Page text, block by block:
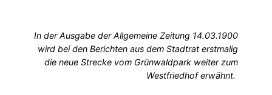
In der Ausgabe der Allgemeine Zeitung 14.03.1900
wird bei den Berichten aus dem Stadtrat erstmalig
die neue Strecke vom Grünwaldpark weiter zum
Westfriedhof erwähnt.